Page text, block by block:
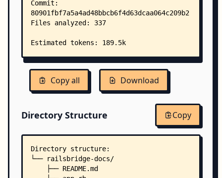
Copy all Download
Directory Structure Copy
Directory structure:
└── railsbridge-docs/
    ├── README.md